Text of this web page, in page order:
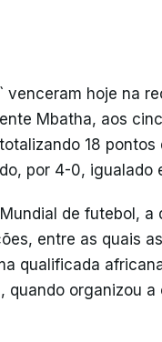
venceram hoje na
Mbatha, aos
18
por 4-0,
de futebol, a
entre as quais
qualificada
quando organizou a